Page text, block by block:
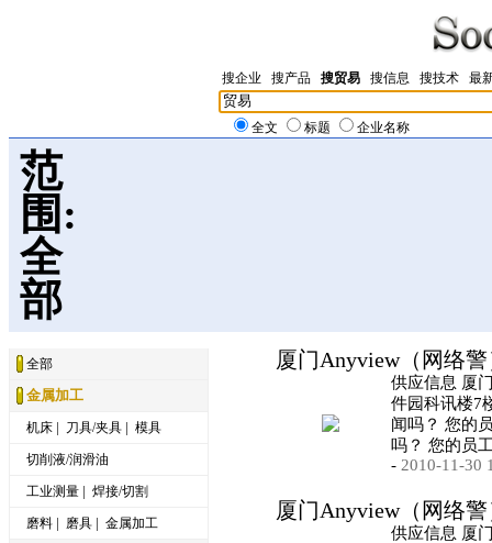
搜企业 搜产品 搜贸易 搜信息 搜技术 最
全文 标题 企业名称
范
围:
全
部
全部
金属加工
机床 | 刀具/夹具 | 模具
切削液/润滑油
工业测量 | 焊接/切割
磨料 | 磨具 | 金属加工
厦门Anyview（网络
供应信息 厦
件园科讯楼7
闻吗？ 您的
吗？ 您的员
- 2010-11-30
厦门Anyview（网络
供应信息 厦